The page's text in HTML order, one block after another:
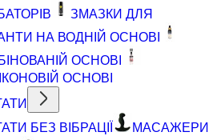
ЗМАЗКИ ДЛЯ
НА ВОДНІЙ ОСНОВІ
ОСНОВІ
ОСНОВІ
БЕЗ ВІБРАЦІЇ
МАСАЖЕРИ